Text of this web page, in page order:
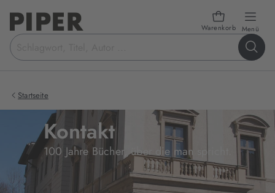
Warenkorb Menü
Suchbegriff
eingeben
Startseite
Kontakt
100 Jahre Bücher, über die man spricht.